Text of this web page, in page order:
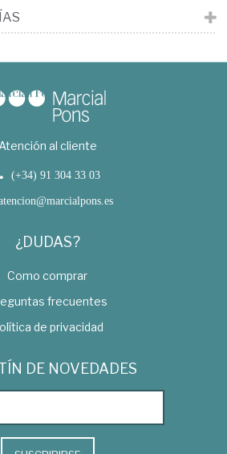
Atención al cliente
(+34) 91 304 33 03
¿DUDAS?
Como comprar
frecuentes
de privacidad
DE NOVEDADES